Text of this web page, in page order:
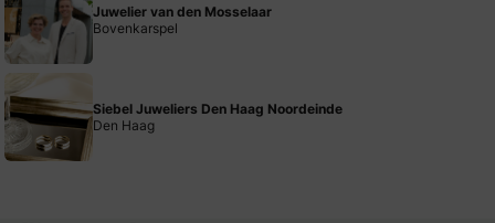
Juwelier van den Mosselaar
Bovenkarspel
Siebel Juweliers Den Haag Noordeinde
Den Haag